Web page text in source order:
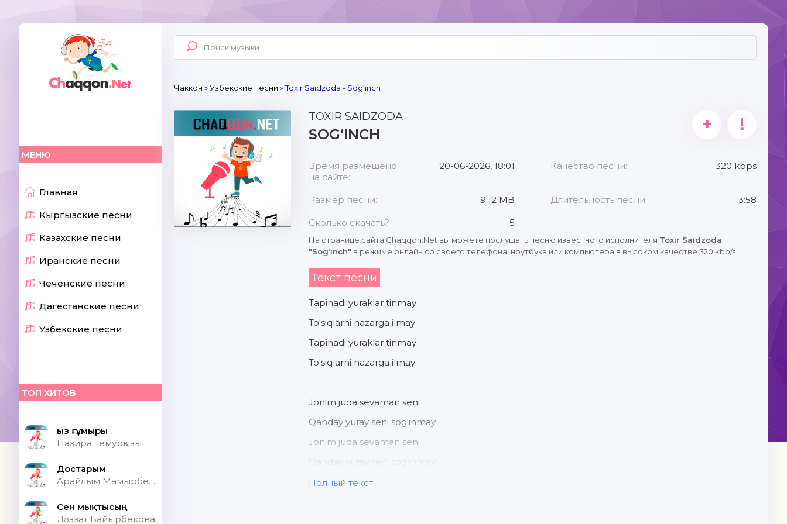
МЕНЮ
Главная
Кыргызские песни
Казахские песни
Иранские песни
Чеченские песни
Дагестанские песни
Узбекские песни
ТОП ХИТОВ
Қыз ғұмыры
Назира Темурқызы
Достарым
Арайлым Мамырбекқызы
Сен мықтысың
Ләззат Байырбекова
Чаккон »Узбекские песни » Toxir Saidzoda - Sogʻinch
TOXIR SAIDZODA
SOGʻINCH + !
Время размещено
на сайте:
20-06-2026, 18:01 Качество песни: 320 kbps
Размер песни: 9.12 MB Длительность песни: 3:58
Сколько скачать? 5
На странице сайта Chaqqon.Net вы можете послушать песню известного исполнителя Toxir Saidzoda
"Sogʻinch" в режиме онлайн со своего телефона, ноутбука или компьютера в высоком качестве 320 kbp/s.
Текст песни
Tapinadi yuraklar tinmay
To'siqlarni nazarga ilmay
Tapinadi yuraklar tinmay
To'siqlarni nazarga ilmay
Jonim juda sevaman seni
Qanday yuray seni sog'inmay
Jonim juda sevaman seni
Qanday yuray seni sog'inmay
Полный текст